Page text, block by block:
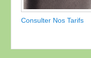
Consulter Nos Tarifs